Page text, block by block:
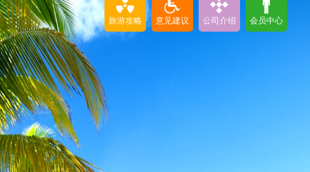
旅游攻略 意见建议 公司介绍 会员中心